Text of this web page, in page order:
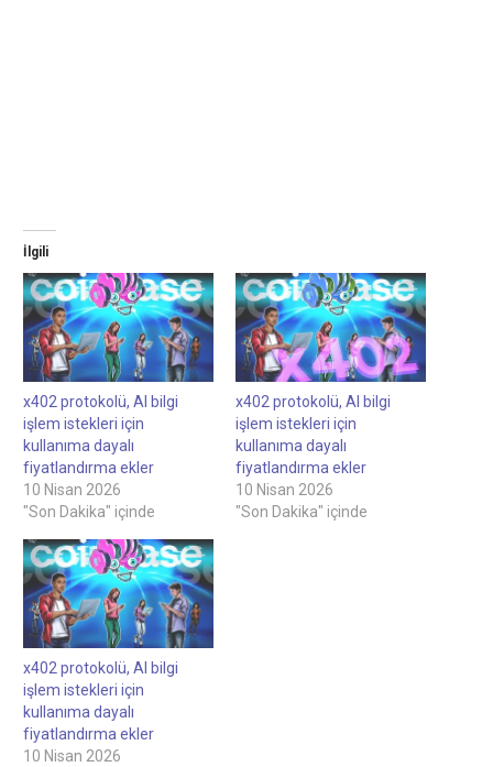
İlgili
x402 protokolü, AI bilgi
işlem istekleri için
kullanıma dayalı
fiyatlandırma ekler
10 Nisan 2026
"Son Dakika" içinde
x402 protokolü, AI bilgi
işlem istekleri için
kullanıma dayalı
fiyatlandırma ekler
10 Nisan 2026
"Son Dakika" içinde
x402 protokolü, AI bilgi
işlem istekleri için
kullanıma dayalı
fiyatlandırma ekler
10 Nisan 2026